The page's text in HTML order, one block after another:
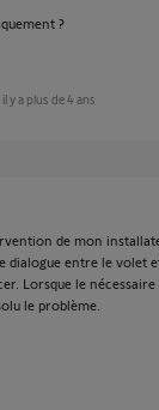
?
il y a plus de 4 ans
de mon
dialogue entre le volet
Lorsque le
le problème.